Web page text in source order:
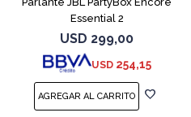
Essential 2
USD 299,00
USD 254,15